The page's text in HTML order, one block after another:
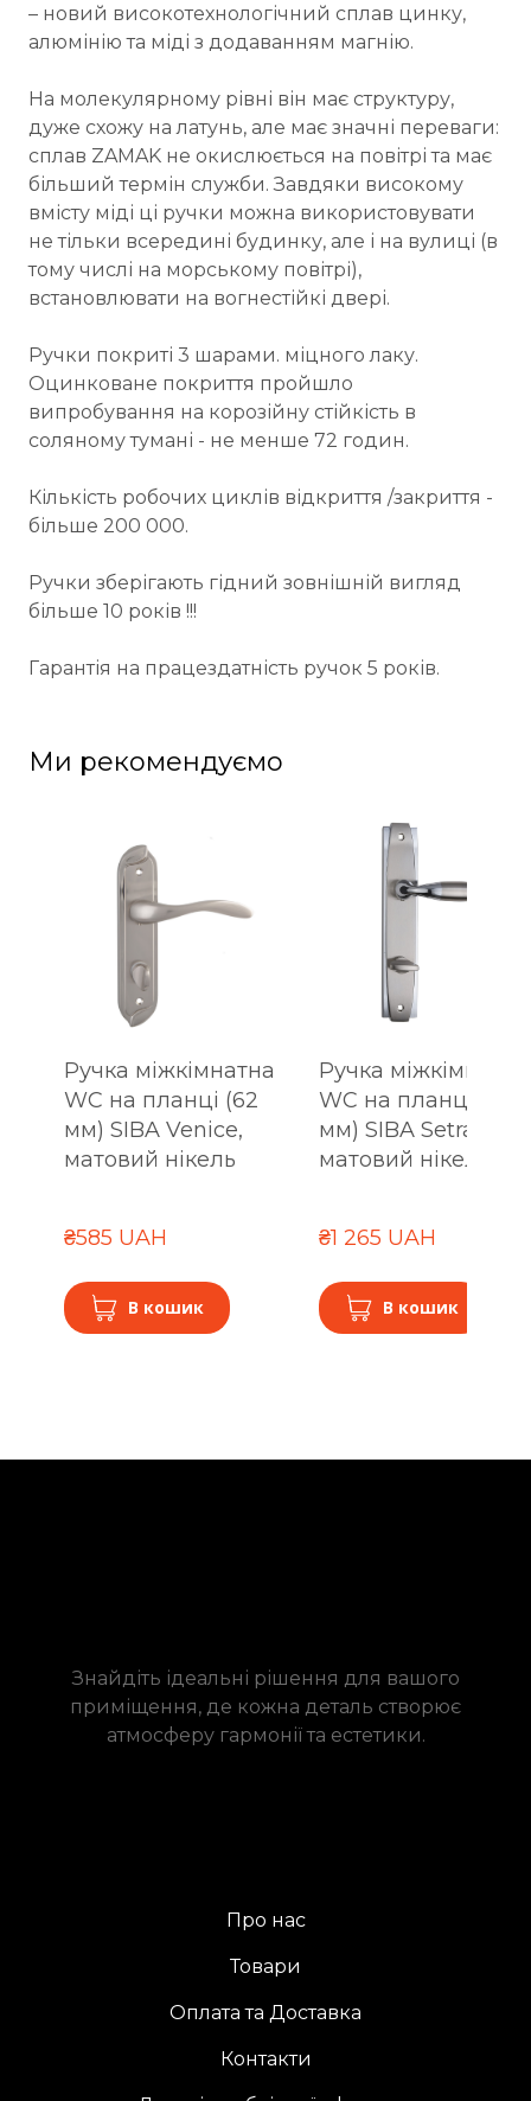
– новий високотехнологічний сплав цинку,
алюмінію та міді з додаванням магнію.
На молекулярному рівні він має структуру,
дуже схожу на латунь, але має значні переваги:
сплав ZAMAK не окислюється на повітрі та має
більший термін служби. Завдяки високому
вмісту міді ці ручки можна використовувати
не тільки всередині будинку, але і на вулиці (в
тому числі на морському повітрі),
встановлювати на вогнестійкі двері.
Ручки покриті 3 шарами. міцного лаку.
Оцинковане покриття пройшло
випробування на корозійну стійкість в
соляному тумані - не менше 72 годин.
Кількість робочих циклів відкриття /закриття -
більше 200 000.
Ручки зберігають гідний зовнішній вигляд
більше 10 років !!!
Гарантія на працездатність ручок 5 років.
Ми рекомендуємо
Ручка міжкімнатна
WC на планці (62
мм) SIBA Venice,
матовий нікель
₴585 UAH
В кошик
Ручка міжкімнатна
WC на планці (90
мм) SIBA Setra,
матовий нікель/
₴1 265 UAH
В кошик
Знайдіть ідеальні рішення для вашого
приміщення, де кожна деталь створює
атмосферу гармонії та естетики.
Про нас
Товари
Оплата та Доставка
Контакти